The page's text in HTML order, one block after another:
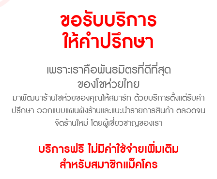
ขอรับบริการ
ให้คำปรึกษา
เพราะเราคือพันธมิตรที่ดีที่สุด
ของโชห่วยไทย
มาพัฒนาร้านโชห่วยของคุณให้สมาร์ท ด้วยบริการตั้งแต่รับคำ
ปรึกษา ออกแบบแผนผังร้านและแนะนำรายการสินค้า ตลอดจน
จัดร้านใหม่ โดยผู้เชี่ยวชาญของเรา
บริการฟรี ไม่มีค่าใช้จ่ายเพิ่มเติม
สำหรับสมาชิกแม็คโคร